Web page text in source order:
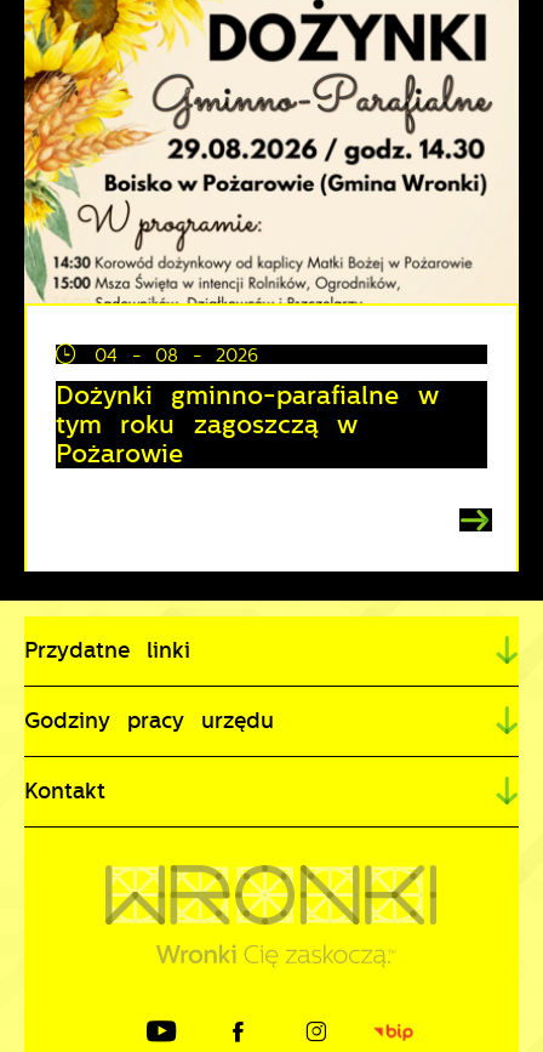
04 - 08 - 2026
Dożynki gminno-parafialne w
tym roku zagoszczą w
Pożarowie
Przydatne linki
Godziny pracy urzędu
Kontakt